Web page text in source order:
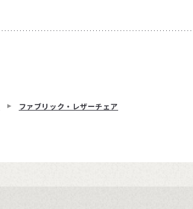
ファブリック・レザーチェア